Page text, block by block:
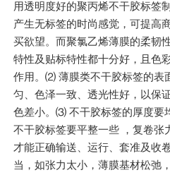
用透明度好的聚丙烯不干胶标签
产生无标签的时尚感觉，可提高
买欲望。而聚氯乙烯薄膜的柔韧
特性及贴标特性都十分好，且色
作用。⑵ 薄膜类不干胶标签的表
匀、色泽一致、透光性好，以保
色差小。⑶ 不干胶标签的厚度要
不干胶标签要平整一些 ，复卷张
才能正确输送、运行、套准及收
当，如张力太小，薄膜基材松弛